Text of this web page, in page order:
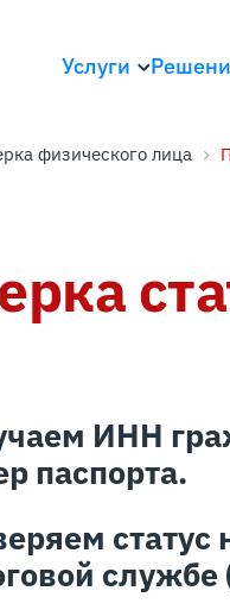
Услуги
физического лица
ИНН
паспорта.